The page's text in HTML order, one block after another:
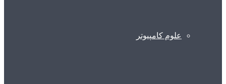
علوم کامپیوتر